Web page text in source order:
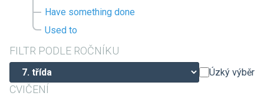
Have something done
Used to
FILTR PODLE ROČNÍKU
Úzký výběr
CVIČENÍ